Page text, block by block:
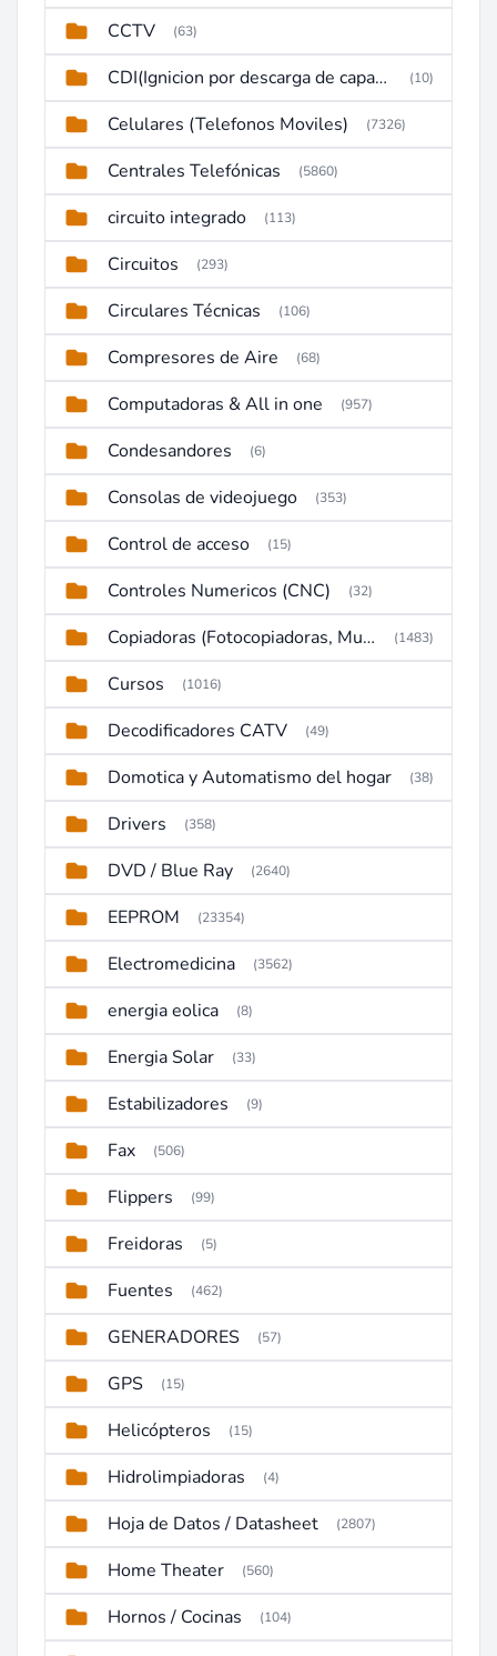
CCTV (63)
CDI(Ignicion por descarga de capacitor) (10)
Celulares (Telefonos Moviles) (7326)
Centrales Telefónicas (5860)
circuito integrado (113)
Circuitos (293)
Circulares Técnicas (106)
Compresores de Aire (68)
Computadoras & All in one (957)
Condesandores (6)
Consolas de videojuego (353)
Control de acceso (15)
Controles Numericos (CNC) (32)
Copiadoras (Fotocopiadoras, Multifunctions, Ploter, etc) (1483)
Cursos (1016)
Decodificadores CATV (49)
Domotica y Automatismo del hogar (38)
Drivers (358)
DVD / Blue Ray (2640)
EEPROM (23354)
Electromedicina (3562)
energia eolica (8)
Energia Solar (33)
Estabilizadores (9)
Fax (506)
Flippers (99)
Freidoras (5)
Fuentes (462)
GENERADORES (57)
GPS (15)
Helicópteros (15)
Hidrolimpiadoras (4)
Hoja de Datos / Datasheet (2807)
Home Theater (560)
Hornos / Cocinas (104)